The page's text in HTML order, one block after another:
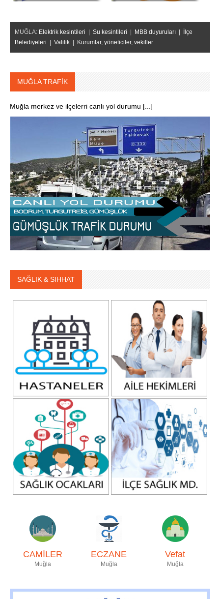
MUĞLA: Elektrik kesintileri Su kesintileri MBB duyuruları
İlçe
Belediyeleri
Valilik Kurumlar, yöneticiler, vekiller
MUĞLA TRAFİK
Muğla merkez ve ilçelerri canlı yol durumu [...]
SAĞLIK & SIHHAT
CAMİLER
Muğla
ECZANE
Muğla
Vefat
Muğla